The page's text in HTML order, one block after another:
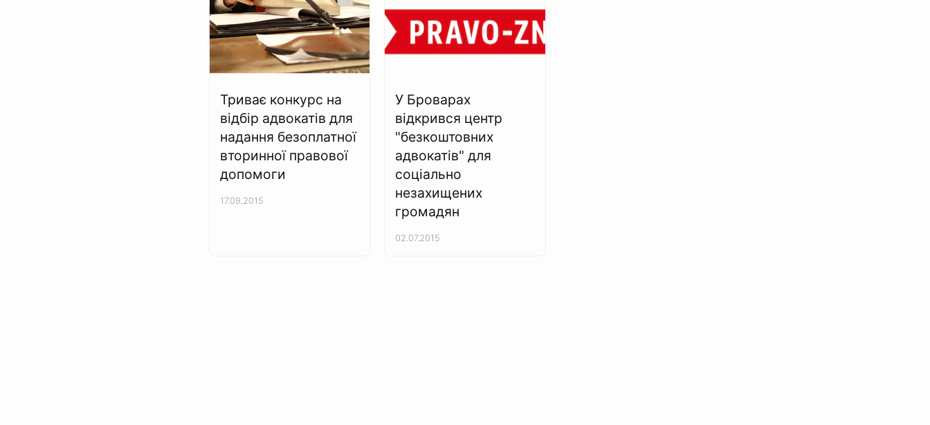
Триває конкурс на
відбір адвокатів для
надання безоплатної
вторинної правової
допомоги
17.09.2015
У Броварах
відкрився центр
"безкоштовних
адвокатів" для
соціально
незахищених
громадян
02.07.2015